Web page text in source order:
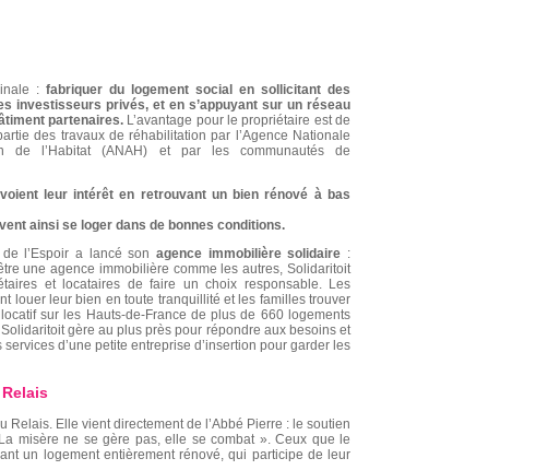
: fabriquer du logement social en sollicitant des
investisseurs privés, et en s’appuyant sur un réseau
partenaires. L’avantage pour le propriétaire est de
des travaux de réhabilitation par l’Agence Nationale
de l’Habitat (ANAH) et par les communautés de
leur intérêt en retrouvant un bien rénové à bas
ainsi se loger dans de bonnes conditions.
l’Espoir a lancé son agence immobilière solidaire :
une agence immobilière comme les autres, Solidaritoit
et locataires de faire un choix responsable. Les
louer leur bien en toute tranquillité et les familles trouver
sur les Hauts-de-France de plus de 660 logements
gère au plus près pour répondre aux besoins et
d’une petite entreprise d’insertion pour garder les
Relais. Elle vient directement de l’Abbé Pierre : le soutien
misère ne se gère pas, elle se combat ». Ceux que le
un logement entièrement rénové, qui participe de leur